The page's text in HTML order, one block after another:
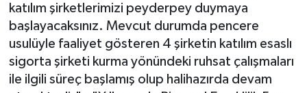
katılım şirketlerimizi peyderpey duymaya
başlayacaksınız. Mevcut durumda pencere
usulüyle faaliyet gösteren 4 şirketin katılım esaslı
sigorta şirketi kurma yönündeki ruhsat çalışmaları
ile ilgili süreç başlamış olup halihazırda devam
Haber Arşivi